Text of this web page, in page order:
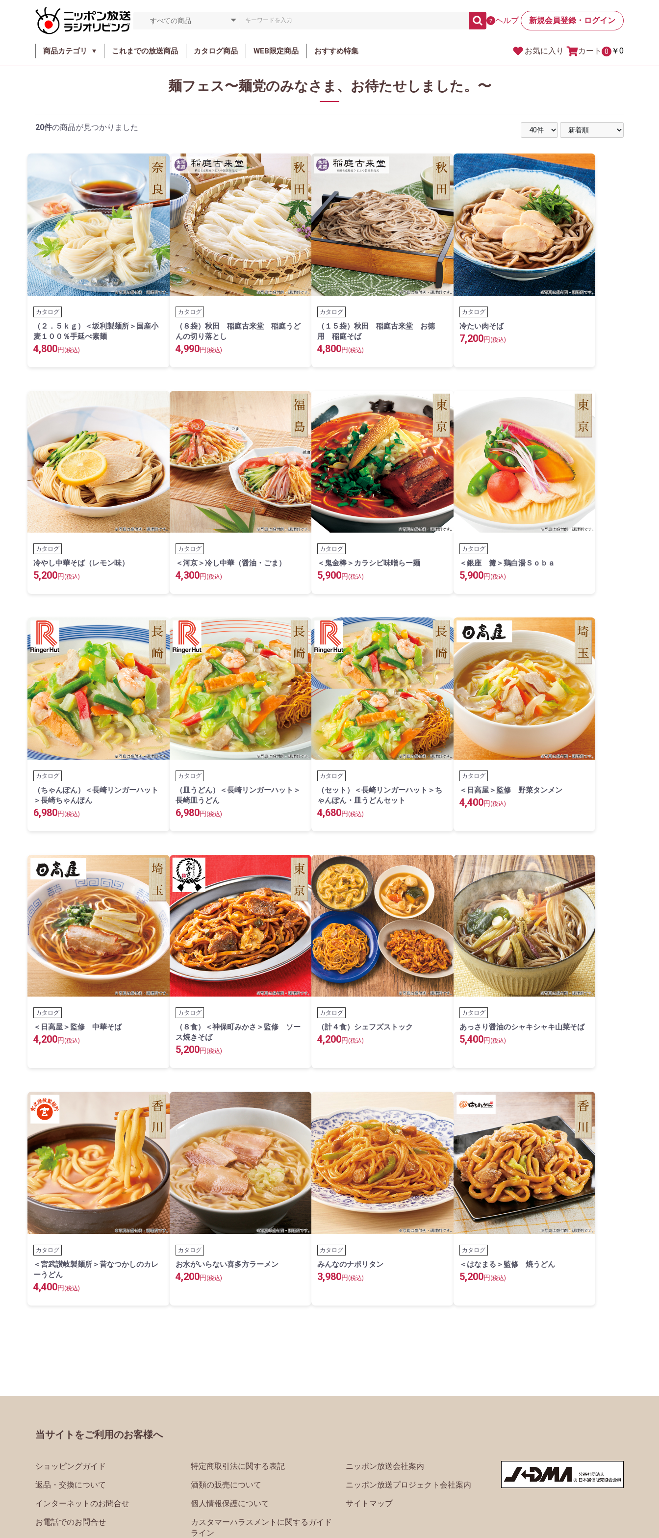
？ ヘルプ 新規会員登録・ログイン
商品カテゴリ これまでの放送商品 カタログ商品 WEB限定商品 おすすめ特集 お気に入り カート 0 ￥0
麺フェス〜麺党のみなさま、お待たせしました。〜
20件の商品が見つかりました
カタログ
（２．５ｋｇ）＜坂利製麺所＞国産小
麦１００％手延べ素麺
4,800円(税込)
カタログ
（８袋）秋田 稲庭古来堂 稲庭うど
んの切り落とし
4,990円(税込)
カタログ
（１５袋）秋田 稲庭古来堂 お徳
用 稲庭そば
4,800円(税込)
カタログ
冷たい肉そば
7,200円(税込)
カタログ
冷やし中華そば（レモン味）
5,200円 (税込)
カタログ
＜河京＞冷し中華（醤油・ごま）
4,300円 (税込)
カタログ
＜鬼金棒＞カラシビ味噌らー麺
5,900円 (税込)
カタログ
＜銀座 篝＞鶏白湯Ｓｏｂａ
5,900円 (税込)
カタログ
（ちゃんぽん）＜長崎リンガーハット
＞長崎ちゃんぽん
6,980円(税込)
カタログ
（皿うどん）＜長崎リンガーハット＞
長崎皿うどん
6,980円(税込)
カタログ
（セット）＜長崎リンガーハット＞ち
ゃんぽん・皿うどんセット
4,680円(税込)
カタログ
＜日高屋＞監修 野菜タンメン
4,400円(税込)
カタログ
＜日高屋＞監修 中華そば
4,200円 (税込)
カタログ
（８食）＜神保町みかさ＞監修 ソー
ス焼きそば
5,200円 (税込)
カタログ
（計４食）シェフズストック
4,200円 (税込)
カタログ
あっさり醤油のシャキシャキ山菜そば
5,400円 (税込)
カタログ
＜宮武讃岐製麺所＞昔なつかしのカレ
ーうどん
4,400円(税込)
カタログ
お水がいらない喜多方ラーメン
4,200円(税込)
カタログ
みんなのナポリタン
3,980円(税込)
カタログ
＜はなまる＞監修 焼うどん
5,200円(税込)
当サイトをご利用のお客様へ
ショッピングガイド
返品・交換について
インターネットのお問合せ
お電話でのお問合せ
特定商取引法に関する表記
酒類の販売について
個人情報保護について
カスタマーハラスメントに関するガイド
ライン
ニッポン放送会社案内
ニッポン放送プロジェクト会社案内
サイトマップ